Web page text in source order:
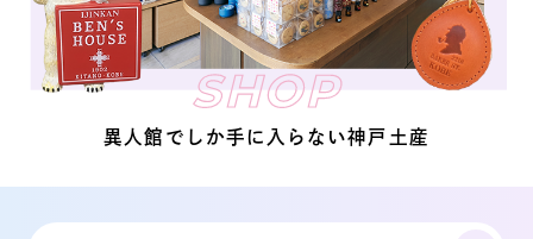
SHOP
異人館でしか手に入らない神戸土産